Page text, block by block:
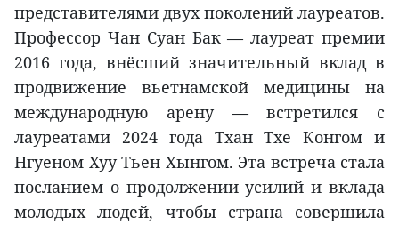
представителями двух поколений лауреатов.
Профессор Чан Суан Бак — лауреат премии
2016 года, внёсший значительный вклад в
продвижение вьетнамской медицины на
международную арену — встретился с
лауреатами 2024 года Тхан Тхе Конгом и
Нгуеном Хуу Тьен Хынгом. Эта встреча стала
посланием о продолжении усилий и вклада
молодых людей, чтобы страна совершила